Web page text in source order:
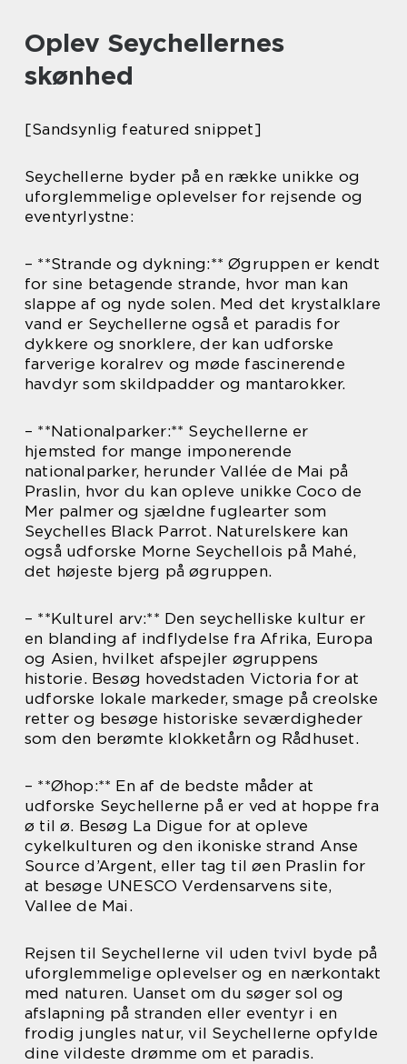
Oplev Seychellernes
skønhed
[Sandsynlig featured snippet]
Seychellerne byder på en række unikke og
uforglemmelige oplevelser for rejsende og
eventyrlystne:
– **Strande og dykning:** Øgruppen er kendt
for sine betagende strande, hvor man kan
slappe af og nyde solen. Med det krystalklare
vand er Seychellerne også et paradis for
dykkere og snorklere, der kan udforske
farverige koralrev og møde fascinerende
havdyr som skildpadder og mantarokker.
– **Nationalparker:** Seychellerne er
hjemsted for mange imponerende
nationalparker, herunder Vallée de Mai på
Praslin, hvor du kan opleve unikke Coco de
Mer palmer og sjældne fuglearter som
Seychelles Black Parrot. Naturelskere kan
også udforske Morne Seychellois på Mahé,
det højeste bjerg på øgruppen.
– **Kulturel arv:** Den seychelliske kultur er
en blanding af indflydelse fra Afrika, Europa
og Asien, hvilket afspejler øgruppens
historie. Besøg hovedstaden Victoria for at
udforske lokale markeder, smage på creolske
retter og besøge historiske seværdigheder
som den berømte klokketårn og Rådhuset.
– **Øhop:** En af de bedste måder at
udforske Seychellerne på er ved at hoppe fra
ø til ø. Besøg La Digue for at opleve
cykelkulturen og den ikoniske strand Anse
Source d’Argent, eller tag til øen Praslin for
at besøge UNESCO Verdensarvens site,
Vallee de Mai.
Rejsen til Seychellerne vil uden tvivl byde på
uforglemmelige oplevelser og en nærkontakt
med naturen. Uanset om du søger sol og
afslapning på stranden eller eventyr i en
frodig jungles natur, vil Seychellerne opfylde
dine vildeste drømme om et paradis.